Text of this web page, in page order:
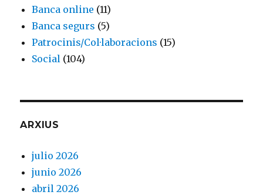
Banca online (11)
Banca segurs (5)
Patrocinis/Col·laboracions (15)
Social (104)
ARXIUS
julio 2026
junio 2026
abril 2026